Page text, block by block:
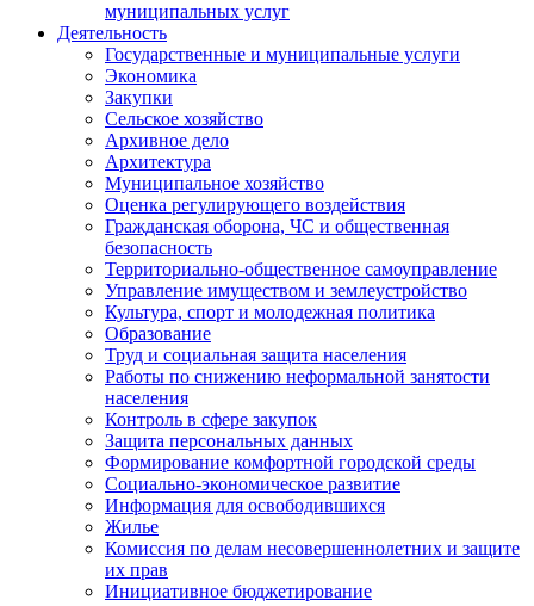
муниципальных услуг
Деятельность
Государственные и муниципальные услуги
Экономика
Закупки
Сельское хозяйство
Архивное дело
Архитектура
Муниципальное хозяйство
Оценка регулирующего воздействия
Гражданская оборона, ЧС и общественная
безопасность
Территориально-общественное самоуправление
Управление имуществом и землеустройство
Культура, спорт и молодежная политика
Образование
Труд и социальная защита населения
Работы по снижению неформальной занятости
населения
Контроль в сфере закупок
Защита персональных данных
Формирование комфортной городской среды
Социально-экономическое развитие
Информация для освободившихся
Жилье
Комиссия по делам несовершеннолетних и защите
их прав
Инициативное бюджетирование